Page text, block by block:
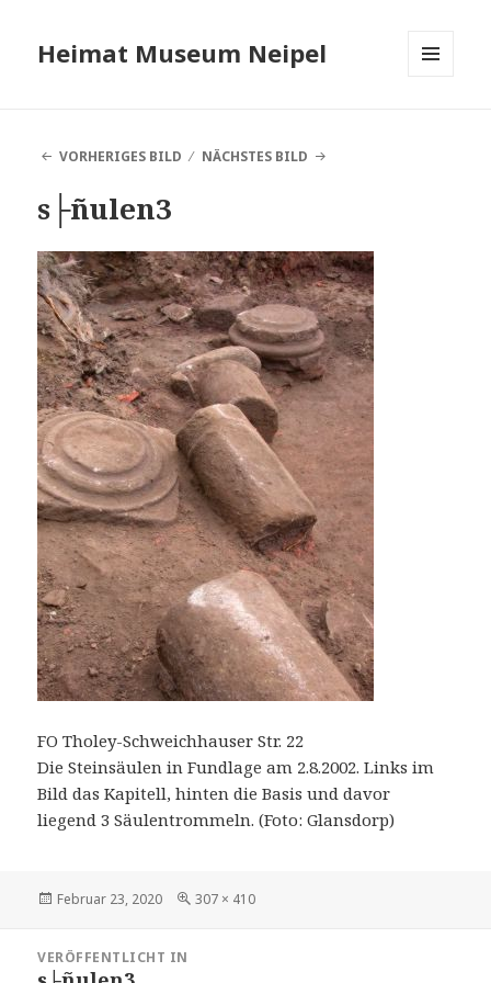
Heimat Museum Neipel
VORHERIGES BILD
NÄCHSTES BILD
s├ñulen3
FO Tholey-Schweichhauser Str. 22
Die Steinsäulen in Fundlage am 2.8.2002. Links im
Bild das Kapitell, hinten die Basis und davor
liegend 3 Säulentrommeln. (Foto: Glansdorp)
Veröffentlicht
Februar 23, 2020
Volle
307 × 410
VERÖFFENTLICHT IN